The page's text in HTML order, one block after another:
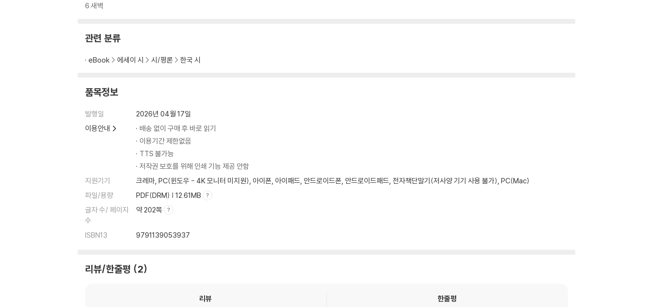
6.새벽
관련 분류
eBook 에세이 시 시/평론 한국 시
품목정보
발행일
2026년 04월 17일
이용안내
배송 없이 구매 후 바로 읽기
이용기간 제한없음
TTS 불가능
저작권 보호를 위해 인쇄 기능 제공 안함
지원기기
크레마, PC(윈도우 - 4K 모니터 미지원), 아이폰, 아이패드, 안드로이드폰, 안드로이드패드, 전자책단말기(저사양 기기 사용 불가), PC(Mac)
파일/용량
PDF(DRM) | 12.61MB
글자 수/ 페이지
수
약 202쪽
ISBN13 9791139053937
리뷰/한줄평 2
리뷰 한줄평